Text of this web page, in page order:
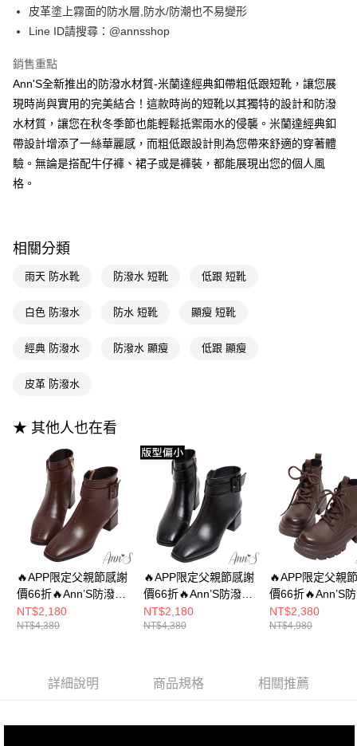
【大哥付你分期使用說明】
1.本服務由台灣大哥大提供，台灣大哥大用戶可立即使用無須另外申請。
2.付款方式選擇「大哥付你分期」，訂單成立後會自動跳轉到大哥付的交易
成交易。
3.實際核准額度、可分期數及費用金額請依後續交易確認頁面所載為準。
4.訂單成立30分鐘內，如未前往確認交易或遇審核未通過，訂單將自動取
消。如遇「轉專審核」未通過狀況，表示未達大哥付你分期系統評分，恕無
法說明評估內容。
【繳款方式說明】
醒簡訊。
2.透過簡訊連結打開帳單後，可選擇「超商條碼／台灣大直營門市／銀行轉
1.本服務係由「台灣大哥大股份有限公司」（以下簡稱本公司）所提供，讓
用戶於交易時，得透過本服務購買商品或服務，並由商店將買賣／分期付款
買賣價金債權讓與本公司後，依約使用本公司帳單繳交帳款。
2.基於同意付款使用「大哥付你分期」之契約關係目的，商店將以您的個人
由本公司與您本人進行分期帳單所需資料之確認、核對及更正。
【關於「AFTEE先享後付」】
便利好安心！
１．簡單：不需註冊會員、不需綁卡、不需儲值。
２．便利：只要手機號碼，簡訊認證，即可結帳。
３．安心：先確認商品／服務後，再付款。
【「AFTEE先享後付」結帳流程】
結帳頁面，進行簡訊認證並確認金額後，即可完成結帳。
※ 請注意：結帳手續完成當下不需立刻繳費，但若您需要取消訂單，請聯絡
後付繳納相關費用。
是否繳費成功／繳費後需取消欲退款等相關疑問，請聯繫「AFTEE先享後付
客戶支援中心」
https://netprotections.freshdesk.com/support/home
【注意事項】
易，需依本服務之必要範圍內提供個人資料，並將交易相關給付款項請求債
權轉讓予恩沛科技股份有限公司。
https://aftee.tw/terms/#terms3
３．未成年的使用者請事先徵得法定代理人或監護人之同意方可使用
「AFTEE先享後付」，若未經同意申辦者引起之損失，本公司不負相關責
４．使用「AFTEE先享後付」時，將依據個別帳號之用戶狀況，依本公司即
時審查核予不同之上限額度；若仍有額度不足之情形，本公司將視審查結果
請求用戶進行身份認證。
５．嚴禁一人註冊多個帳號或使用他人資訊註冊。若發現惡意使用之情形，
恩沛科技股份有限公司將有權停止該用戶之使用額度並採取法律行動。
ATM付款
運送方式
全家付款取貨
每筆NT$100，滿NT$999(含以上)免運費
付款後全家取貨
萊爾富付款取貨
每筆NT$100，滿NT$999(含以上)免運費
7-11付款取貨
付款後7-11取貨
每筆NT$100，滿NT$999(含以上)免運費
國家/地區配送(非順豐配送，勿填寫順豐智能櫃地址) 查看運費
國家/地區配送(限中國大陸地區) 查看運費
皮革塗上霧面的防水層,防水/防潮也不易變形
Line ID請搜尋：@annsshop
銷售重點
Ann'S全新推出的防潑水材質-米蘭達經典釦帶粗低跟短靴，讓您展
現時尚與實用的完美結合！這款時尚的短靴以其獨特的設計和防潑
水材質，讓您在秋冬季節也能輕鬆抵禦雨水的侵襲。米蘭達經典釦
帶設計增添了一絲華麗感，而粗低跟設計則為您帶來舒適的穿著體
驗。無論是搭配牛仔褲、裙子或是褲裝，都能展現出您的個人風
格。
相關分類
雨天 防水靴 防潑水 短靴 低跟 短靴
白色 防潑水 防水 短靴 顯瘦 短靴
經典 防潑水 防潑水 顯瘦 低跟 顯瘦
皮革 防潑水
★ 其他人也在看
🔥APP限定父親節感謝
價66折🔥Ann’S防潑水
材質-米蘭達經典釦帶
粗低跟短靴5cm-咖(版
NT$2,180
NT$4,380
🔥APP限定父親節感謝
價66折🔥Ann’S防潑水
材質-米蘭達經典釦帶
粗低跟短靴5cm-黑(版
NT$2,180
NT$4,380
🔥APP限定父親
價66折🔥Ann’S
材質-顯瘦100分
底短靴5cm-咖(版
NT$2,380
NT$4,980
詳細說明 商品規格 相關推薦